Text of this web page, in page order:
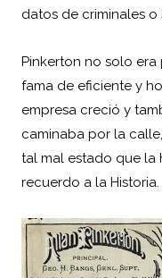
datos de criminales
Pinkerton no solo era
fama de eficiente y
empresa creció y
caminaba por la
tal mal estado que la
recuerdo a la Historia.